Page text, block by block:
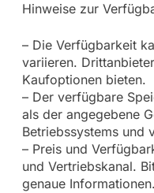
Hinweise zur
– Die Verfügbarkeit
variieren.
Kaufoptionen bieten.
– Der verfügbare
als der angegebene
Betriebssystems und
– Preis und
und Vertriebskanal.
genaue Informationen.